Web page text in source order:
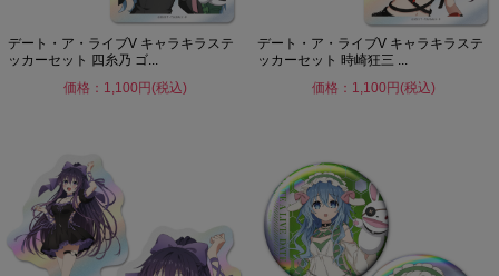
デート・ア・ライブV キャラキラステ
ッカーセット 四糸乃 ゴ...
価格：1,100円(税込)
デート・ア・ライブV キャラキラステ
ッカーセット 時崎狂三 ...
価格：1,100円(税込)